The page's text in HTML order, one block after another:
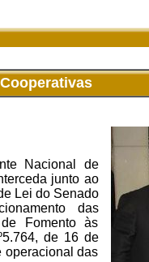
Nacional de
junto ao
Lei do Senado
das
Fomento às
de 16 de
operacional das